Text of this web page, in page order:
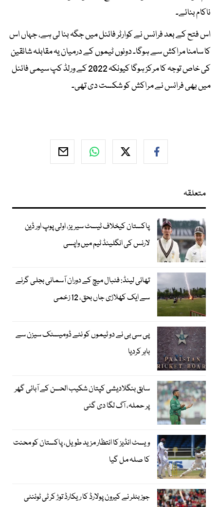
ناکام بنائے۔
اس فتح کے بعد فرانس نے کوارٹر فائنل میں جگہ بنا لی ہے، جہاں اس
کا سامنا مراکش سے ہوگا۔ دونوں ٹیموں کے درمیان یہ مقابلہ شائقین
کی خاص توجہ کا مرکز ہوگا کیونکہ 2022 کے ورلڈ کپ سیمی فائنل
میں بھی فرانس نے مراکش کو شکست دی تھی۔
متعلقہ
پاکستان کیخلاف ٹیسٹ سیریز، اولی پوپ اور ڈین
لارنس کی انگلینڈ ٹیم میں واپسی
تھائی لینڈ: فٹبال میچ کے دوران آسمانی بجلی گرنے
سے ایک کھلاڑی جاں بحق، 12 زخمی
پی سی بی نے دو ٹیموں کو نئے ڈومیسٹک سیزن سے
باہر کردیا
سابق بنگلادیشی کپتان شکیب الحسن کے آبائی گھر
پر حملہ، آگ لگا دی گئی
ویسٹ انڈیز کا انتظار مزید طویل، پاکستان کو محنت
کا صلہ مل گیا
جوز بٹلر نے کیرون پولارڈ کا ریکارڈ توڑ کر ٹی ٹوئنٹی